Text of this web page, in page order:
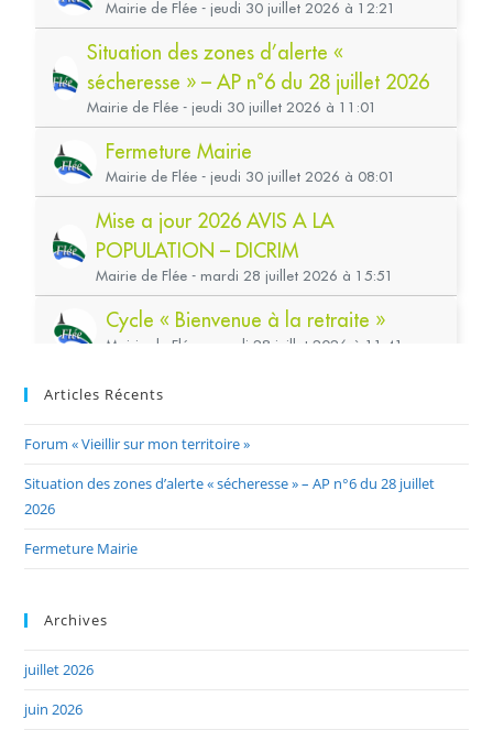
Articles Récents
Forum « Vieillir sur mon territoire »
Situation des zones d’alerte « sécheresse » – AP n°6 du 28 juillet
2026
Fermeture Mairie
Archives
juillet 2026
juin 2026